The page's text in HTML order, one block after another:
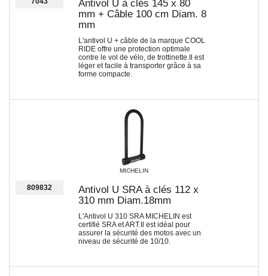
Antivol U à clés 145 x 80
mm + Câble 100 cm Diam. 8
mm
L'antivol U + câble de la marque COOL
RIDE offre une protection optimale
contre le vol de vélo, de trottinette.Il est
léger et facile à transporter grâce à sa
forme compacte.
MICHELIN
809832
Antivol U SRA à clés 112 x
310 mm Diam.18mm
L'Antivol U 310 SRA MICHELIN est
certifié SRA et ART.Il est idéal pour
assurer la sécurité des motos avec un
niveau de sécurité de 10/10.